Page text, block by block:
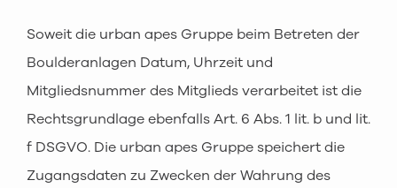
Soweit die urban apes Gruppe beim Betreten der
Boulderanlagen Datum, Uhrzeit und
Mitgliedsnummer des Mitglieds verarbeitet ist die
Rechtsgrundlage ebenfalls Art. 6 Abs. 1 lit. b und lit.
f DSGVO. Die urban apes Gruppe speichert die
Zugangsdaten zu Zwecken der Wahrung des